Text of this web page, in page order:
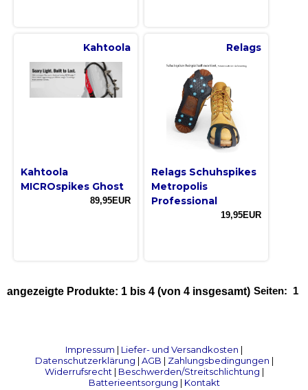
Kahtoola
Kahtoola
MICROspikes Ghost
89,95EUR
Relags
Relags Schuhspikes
Metropolis
Professional
19,95EUR
Seiten: 1
angezeigte Produkte: 1 bis 4 (von 4 insgesamt)
Impressum | Liefer- und Versandkosten |
Datenschutzerklärung | AGB | Zahlungsbedingungen |
Widerrufsrecht | Beschwerden/Streitschlichtung |
Batterieentsorgung | Kontakt